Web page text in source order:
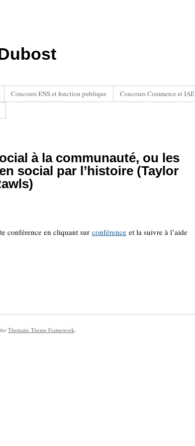
Concours ENS et fonction publique Concours Commerce et IAE
à la communauté, ou les
social par l’histoire (Taylor
conférence en cliquant sur conférence et la suivre à l’aide
Thematic Theme Framework.